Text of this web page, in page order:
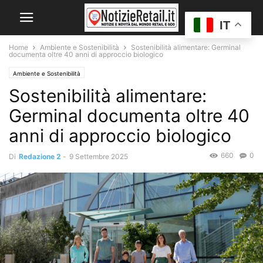
Home Ambiente e Sostenibilità
Sostenibilità alimentare: Germinal
documenta oltre 40 anni di approccio biologico
Ambiente e Sostenibilità
Sostenibilità alimentare:
Germinal documenta oltre 40
anni di approccio biologico
Di Redazione 2 - 9 Settembre 2025 0
660
IT